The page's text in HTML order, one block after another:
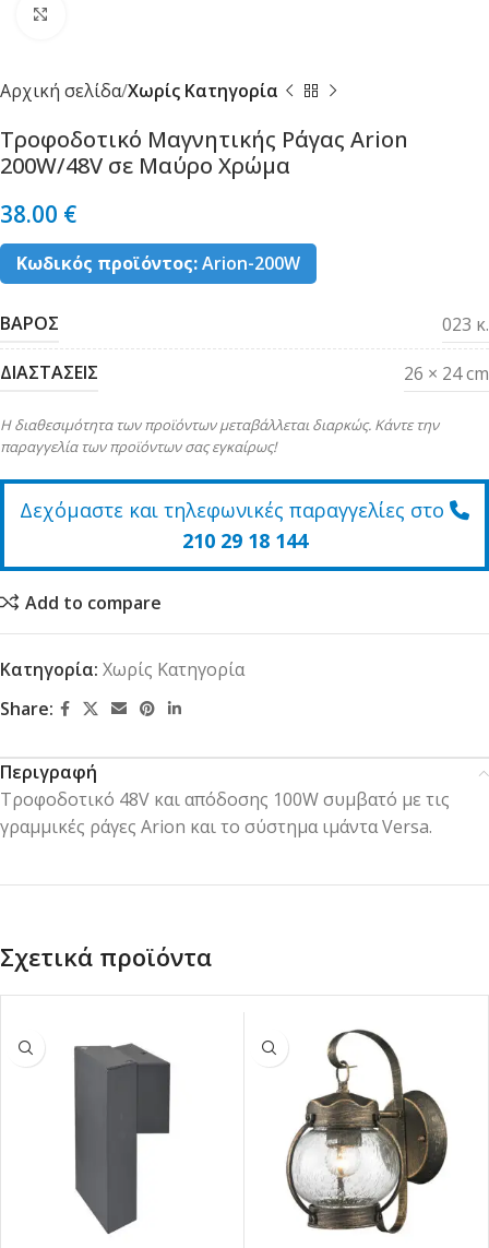
Αρχική σελίδα Χωρίς Κατηγορία
Τροφοδοτικό Μαγνητικής Ράγας Arion
200W/48V σε Μαύρο Χρώμα
38.00 €
Κωδικός προϊόντος:Arion-200W
ΒΑΡΟΣ 023 κ.
ΔΙΑΣΤΑΣΕΙΣ 26 × 24 cm
Η διαθεσιμότητα των προϊόντων μεταβάλλεται διαρκώς. Κάντε την
παραγγελία των προϊόντων σας εγκαίρως!
Δεχόμαστε και τηλεφωνικές παραγγελίες στο
210 29 18 144
Add to compare
Κατηγορία: Χωρίς Κατηγορία
Share:
Περιγραφή
Τροφοδοτικό 48V και απόδοσης 100W συμβατό με τις
γραμμικές ράγες Arion και το σύστημα ιμάντα Versa.
Σχετικά προϊόντα